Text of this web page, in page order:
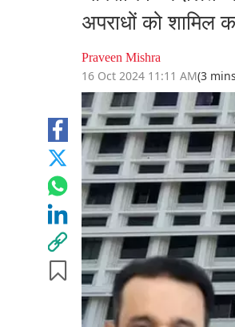
अपराधों को शामिल
Praveen Mishra
16 Oct 2024 11:11 AM(3